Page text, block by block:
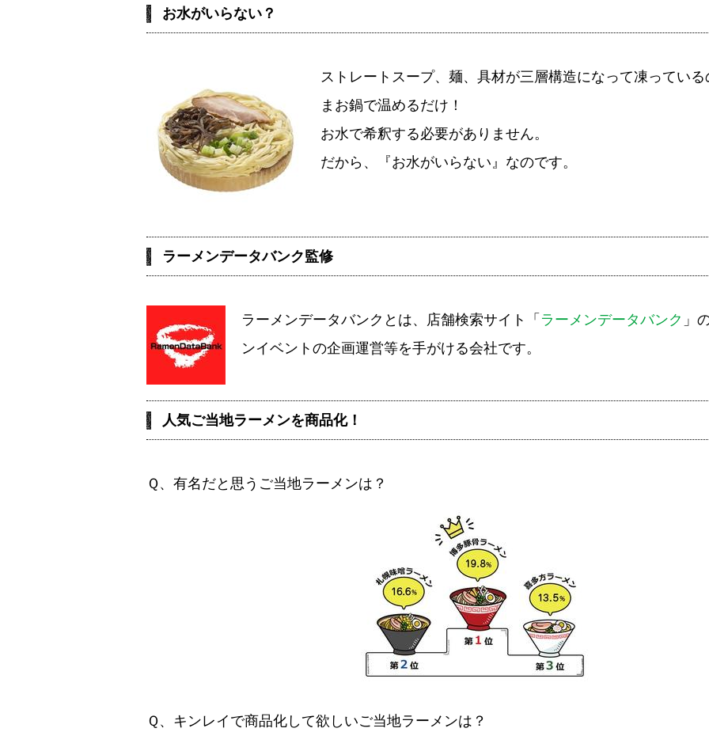
お水がいらない？
ストレートスープ、麺、具材が三層構造になって凍ってい
まお鍋で温めるだけ！
お水で希釈する必要がありません。
だから、『お水がいらない』なのです。
ラーメンデータバンク監修
ラーメンデータバンクとは、店舗検索サイト「 ラーメンデータバンク 」
ンイベントの企画運営等を手がける会社です。
人気ご当地ラーメンを商品化！
Ｑ、有名だと思うご当地ラーメンは？
Ｑ、キンレイで商品化して欲しいご当地ラーメンは？